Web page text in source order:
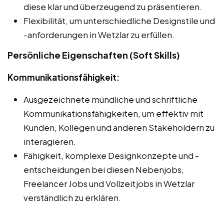
diese klar und überzeugend zu präsentieren.
Flexibilität, um unterschiedliche Designstile und
-anforderungen in Wetzlar zu erfüllen.
Persönliche Eigenschaften (Soft Skills)
Kommunikationsfähigkeit:
Ausgezeichnete mündliche und schriftliche
Kommunikationsfähigkeiten, um effektiv mit
Kunden, Kollegen und anderen Stakeholdern zu
interagieren.
Fähigkeit, komplexe Designkonzepte und -
entscheidungen bei diesen Nebenjobs,
Freelancer Jobs und Vollzeitjobs in Wetzlar
verständlich zu erklären.